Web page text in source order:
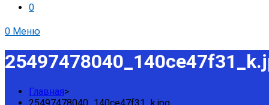
0
0 Меню
Главная>